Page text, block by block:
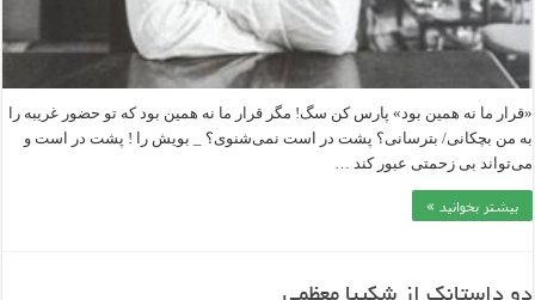
«قرار ما نه همین بود» پارس کن سگ! مگر قرار ما نه همین بود که تو حضور غریبه را
به من بچکانی/ بترسانی؟ پشت در است نمی‌شنوی؟ _ بویش را ! پشت در است و
می‌تواند بی زحمتی عبور کند …
بیشتر بخوانید »